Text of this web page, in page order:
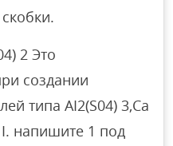
2 Это
создании
типа AI2(S04) 3,Ca
I. напишите 1 под